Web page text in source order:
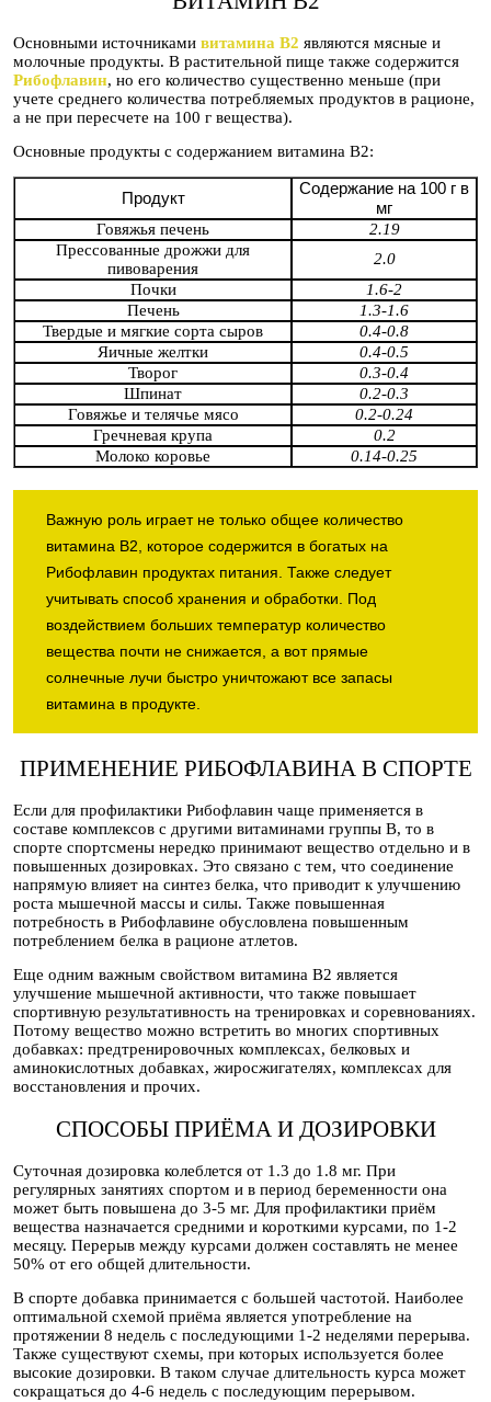
Основными источниками витамина B2 являются мясные и
молочные продукты. В растительной пище также содержится
Рибофлавин, но его количество существенно меньше (при
учете среднего количества потребляемых продуктов в рационе,
а не при пересчете на 100 г вещества).
Основные продукты с содержанием витамина B2:
Продукт
Содержание на 100 г в
мг
Говяжья печень
2.19
Прессованные дрожжи для
пивоварения
2.0
Почки
1.6-2
Печень
1.3-1.6
Твердые и мягкие сорта сыров
0.4-0.8
Яичные желтки
0.4-0.5
Творог
0.3-0.4
Шпинат
0.2-0.3
Говяжье и телячье мясо
0.2-0.24
Гречневая крупа
0.2
Молоко коровье
0.14-0.25
Важную роль играет не только общее количество
витамина B2, которое содержится в богатых на
Рибофлавин продуктах питания. Также следует
учитывать способ хранения и обработки. Под
воздействием больших температур количество
вещества почти не снижается, а вот прямые
солнечные лучи быстро уничтожают все запасы
витамина в продукте.
ПРИМЕНЕНИЕ РИБОФЛАВИНА В СПОРТЕ
Если для профилактики Рибофлавин чаще применяется в
составе комплексов с другими витаминами группы B, то в
спорте спортсмены нередко принимают вещество отдельно и в
повышенных дозировках. Это связано с тем, что соединение
напрямую влияет на синтез белка, что приводит к улучшению
роста мышечной массы и силы. Также повышенная
потребность в Рибофлавине обусловлена повышенным
потреблением белка в рационе атлетов.
Еще одним важным свойством витамина B2 является
улучшение мышечной активности, что также повышает
спортивную результативность на тренировках и соревнованиях.
Потому вещество можно встретить во многих спортивных
добавках: предтренировочных комплексах, белковых и
аминокислотных добавках, жиросжигателях, комплексах для
восстановления и прочих.
СПОСОБЫ ПРИЁМА И ДОЗИРОВКИ
Суточная дозировка колеблется от 1.3 до 1.8 мг. При
регулярных занятиях спортом и в период беременности она
может быть повышена до 3-5 мг. Для профилактики приём
вещества назначается средними и короткими курсами, по 1-2
месяцу. Перерыв между курсами должен составлять не менее
50% от его общей длительности.
В спорте добавка принимается с большей частотой. Наиболее
оптимальной схемой приёма является употребление на
протяжении 8 недель с последующими 1-2 неделями перерыва.
Также существуют схемы, при которых используется более
высокие дозировки. В таком случае длительность курса может
сокращаться до 4-6 недель с последующим перерывом.